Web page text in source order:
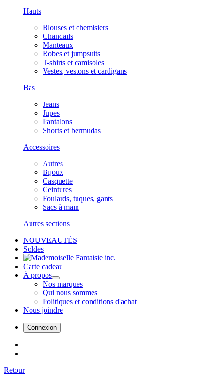
Hauts
Blouses et chemisiers
Chandails
Manteaux
Robes et jumpsuits
T-shirts et camisoles
Vestes, vestons et cardigans
Bas
Jeans
Jupes
Pantalons
Shorts et bermudas
Accessoires
Autres
Bijoux
Casquette
Ceintures
Foulards, tuques, gants
Sacs à main
Autres sections
NOUVEAUTÉS
Soldes
Carte cadeau
À propos
Nos marques
Qui nous sommes
Politiques et conditions d'achat
Nous joindre
Connexion
Retour